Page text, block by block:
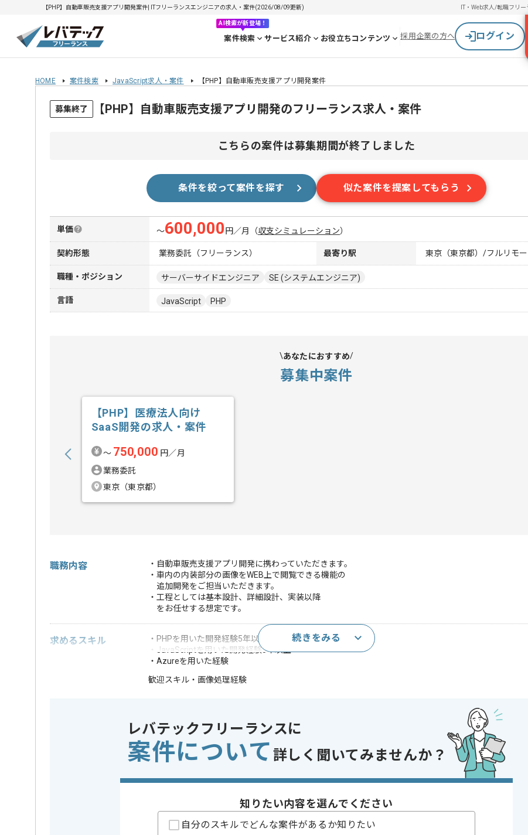
【PHP】自動車販売支援アプリ開発案件| ITフリーランスエンジニアの求人・案件(2026/08/09更新) IT・Web求人/転職フリー
AI検索が新登場！
案件検索 サービス紹介 お役立ちコンテンツ 採用企業の方へ ログイン
HOME 案件検索 JavaScript求人・案件 【PHP】自動車販売支援アプリ開発案件
募集終了 【PHP】自動車販売支援アプリ開発のフリーランス求人・案件
こちらの案件は募集期間が終了しました
条件を絞って案件を探す 似た案件を提案してもらう
単価 〜600,000 円／月 （収支シミュレーション）
契約形態 業務委託（フリーランス） 最寄り駅 東京（東京都）/フルリモー
職種・ポジション サーバーサイドエンジニア SE (システムエンジニア)
言語 JavaScript PHP
あなたにおすすめ
募集中案件
【PHP】医療法人向け
SaaS開発の求人・案件
〜 750,000 円／月
業務委託
東京（東京都）
職務内容
・自動車販売支援アプリ開発に携わっていただきます。
・車内の内装部分の画像をWEB上で閲覧できる機能の
追加開発をご担当いただきます。
・工程としては基本設計、詳細設計、実装以降
をお任せする想定です。
求めるスキル
・PHPを用いた開発経験5年以上
・JavaScriptを用いた開発経験5年以上
・Azureを用いた経験
歓迎スキル ・画像処理経験
この案件のポイント 業務内容
追加開発
担当領域/システム
Webサイト
特徴
参画実績あり , 長期プロジェクト
140時間〜180時間
支払いサイト
15日
続きをみる
レバテックフリーランスに
案件について 詳しく聞いてみませんか？
知りたい内容を選んでください
自分のスキルでどんな案件があるか知りたい